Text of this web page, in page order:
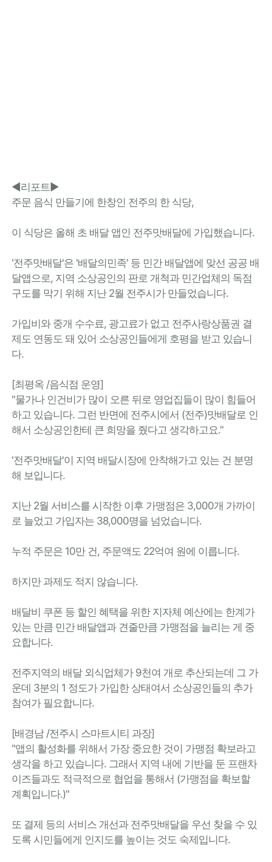
◀리포트▶
주문 음식 만들기에 한창인 전주의 한 식당,
이 식당은 올해 초 배달 앱인 전주맛배달에 가입했습니다.
'전주맛배달'은 '배달의민족' 등 민간 배달앱에 맞선 공공 배
달앱으로, 지역 소상공인의 판로 개척과 민간업체의 독점
구도를 막기 위해 지난 2월 전주시가 만들었습니다.
가입비와 중개 수수료, 광고료가 없고 전주사랑상품권 결
제도 연동도 돼 있어 소상공인들에게 호평을 받고 있습니
다.
[최평옥 /음식점 운영]
"물가나 인건비가 많이 오른 뒤로 영업집들이 많이 힘들어
하고 있습니다. 그런 반면에 전주시에서 (전주)맛배달로 인
해서 소상공인한테 큰 희망을 줬다고 생각하고요."
'전주맛배달'이 지역 배달시장에 안착해가고 있는 건 분명
해 보입니다.
지난 2월 서비스를 시작한 이후 가맹점은 3,000개 가까이
로 늘었고 가입자는 38,000명을 넘었습니다.
누적 주문은 10만 건, 주문액도 22억여 원에 이릅니다.
하지만 과제도 적지 않습니다.
배달비 쿠폰 등 할인 혜택을 위한 지자체 예산에는 한계가
있는 만큼 민간 배달앱과 견줄만큼 가맹점을 늘리는 게 중
요합니다.
전주지역의 배달 외식업체가 9천여 개로 추산되는데 그 가
운데 3분의 1 정도가 가입한 상태여서 소상공인들의 추가
참여가 필요합니다.
[배경남 /전주시 스마트시티 과장]
"앱의 활성화를 위해서 가장 중요한 것이 가맹점 확보라고
생각을 하고 있습니다. 그래서 지역 내에 기반을 둔 프랜차
이즈들과도 적극적으로 협업을 통해서 (가맹점을 확보할
계획입니다.)"
또 결제 등의 서비스 개선과 전주맛배달을 우선 찾을 수 있
도록 시민들에게 인지도를 높이는 것도 숙제입니다.